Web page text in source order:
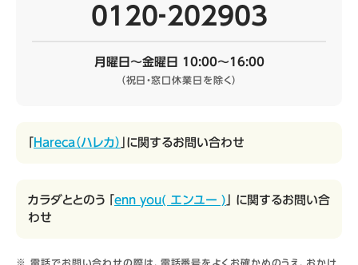
0120‐202903
月曜日～金曜日 10:00～16:00
（祝日・窓口休業日を除く）
Hareca（ハレカ） 」に関するお問い合わせ
カラダととのう 「 enn you( エンユー ) 」 に関するお問い合
わせ
電話でお問い合わせの際は、電話番号をよくお確かめのうえ、おかけ